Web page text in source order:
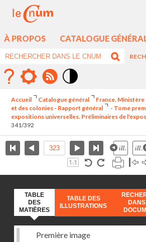
À PROPOS CATALOGUE
élévé
Accueil Catalogue général
France.
et des colonies - Rapport général
- Tome
expositions universelles. Préliminaires de
341/392
TABLE
DES
MATIÈRES
TABLE DES
ILLUSTRATIONS
Première image